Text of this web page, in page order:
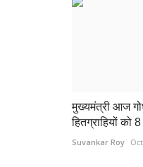
मुख्यमंत्री आज
हितग्राहियों को
Suvankar Roy